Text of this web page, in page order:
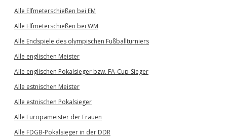
Alle Elfmeterschießen bei EM
Alle Elfmeterschießen bei WM
Alle Endspiele des olympischen Fußballturniers
Alle englischen Meister
Alle englischen Pokalsieger bzw. FA-Cup-Sieger
Alle estnischen Meister
Alle estnischen Pokalsieger
Alle Europameister der Frauen
Alle FDGB-Pokalsieger in der DDR